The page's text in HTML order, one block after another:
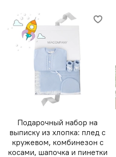
Подарочный набор на
выписку из хлопка: плед с
кружевом, комбинезон с
косами, шапочка и пинетки